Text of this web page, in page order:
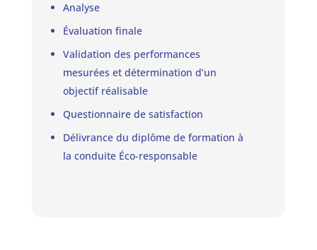
Analyse
Évaluation finale
Validation des performances
mesurées et détermination d’un
objectif réalisable
Questionnaire de satisfaction
Délivrance du diplôme de formation à
la conduite Éco-responsable